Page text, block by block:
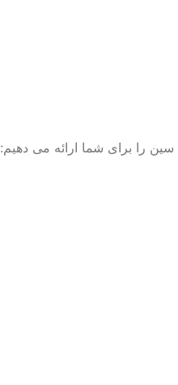
را برای شما ارائه می دهیم: